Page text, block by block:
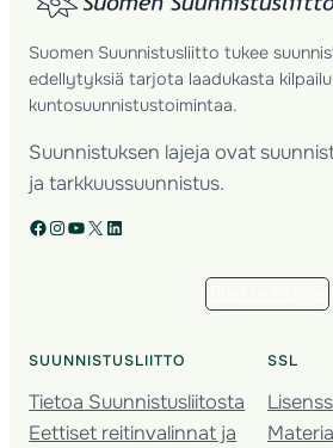
Suomen Suunnistusliitto tukee
edellytyksiä tarjota laadukasta
kuntosuunnistustoimintaa.
Suunnistuksen lajeja ovat
ja tarkkuussuunnistus.
Facebook Instagram YouTube X LinkedIn
SUUNNISTUSLIITTO
Tietoa Suunnistusliitosta
Eettiset reitinvalinnat ja
SSL